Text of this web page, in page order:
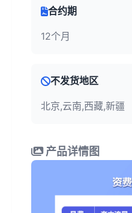
合约期
12个月
不发货地区
北京,云南,西藏,新疆
产品详情图